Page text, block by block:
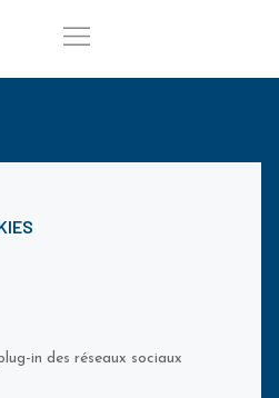
in des réseaux sociaux